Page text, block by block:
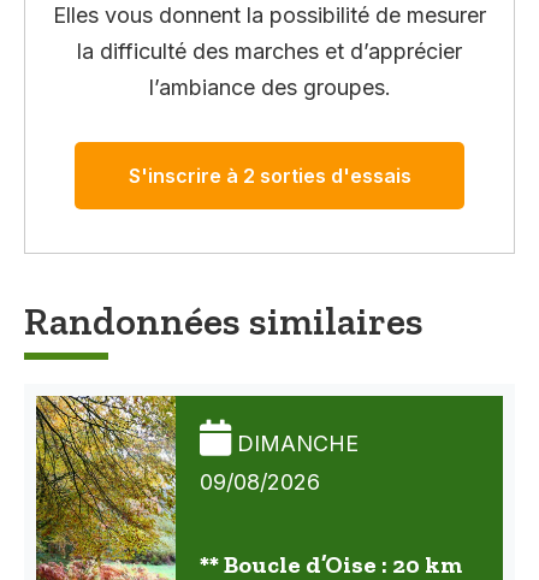
Elles vous donnent la possibilité de mesurer
la difficulté des marches et d’apprécier
l’ambiance des groupes.
S'inscrire à 2 sorties d'essais
Randonnées similaires
DIMANCHE
09/08/2026
** Boucle d’Oise : 20 km